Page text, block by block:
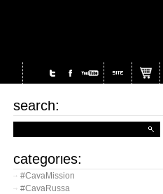
search:
categories:
#CavaMission
#CavaRussa